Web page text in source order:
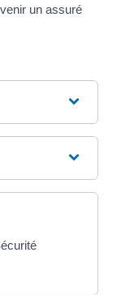
un assuré